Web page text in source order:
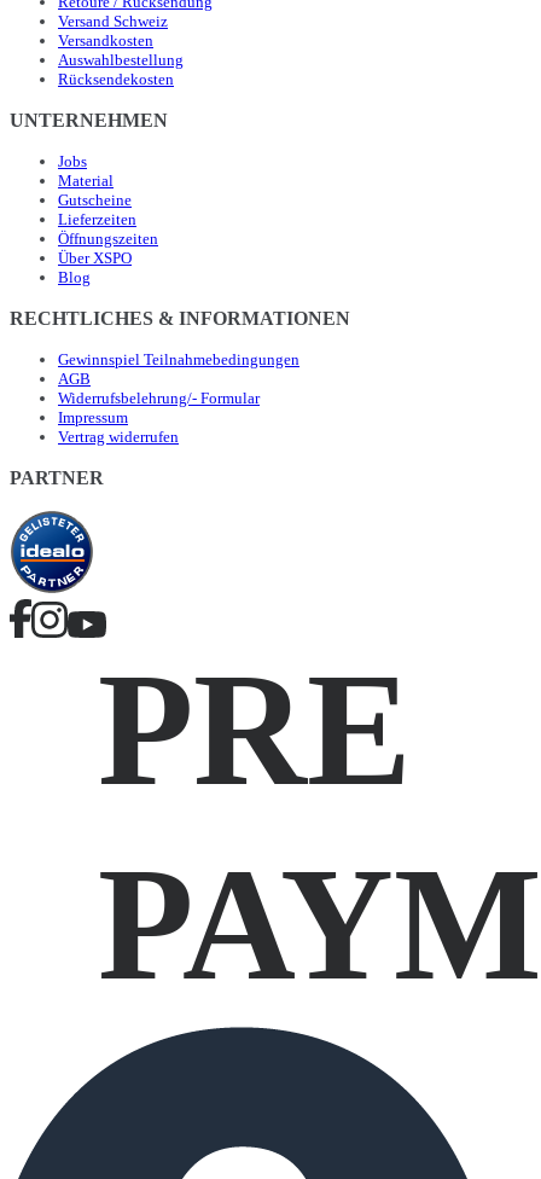
Versand Schweiz
Versandkosten
Auswahlbestellung
Rücksendekosten
UNTERNEHMEN
Jobs
Material
Gutscheine
Lieferzeiten
Öffnungszeiten
Über XSPO
Blog
RECHTLICHES & INFORMATIONEN
Gewinnspiel Teilnahmebedingungen
AGB
Widerrufsbelehrung/- Formular
Impressum
Vertrag widerrufen
PARTNER